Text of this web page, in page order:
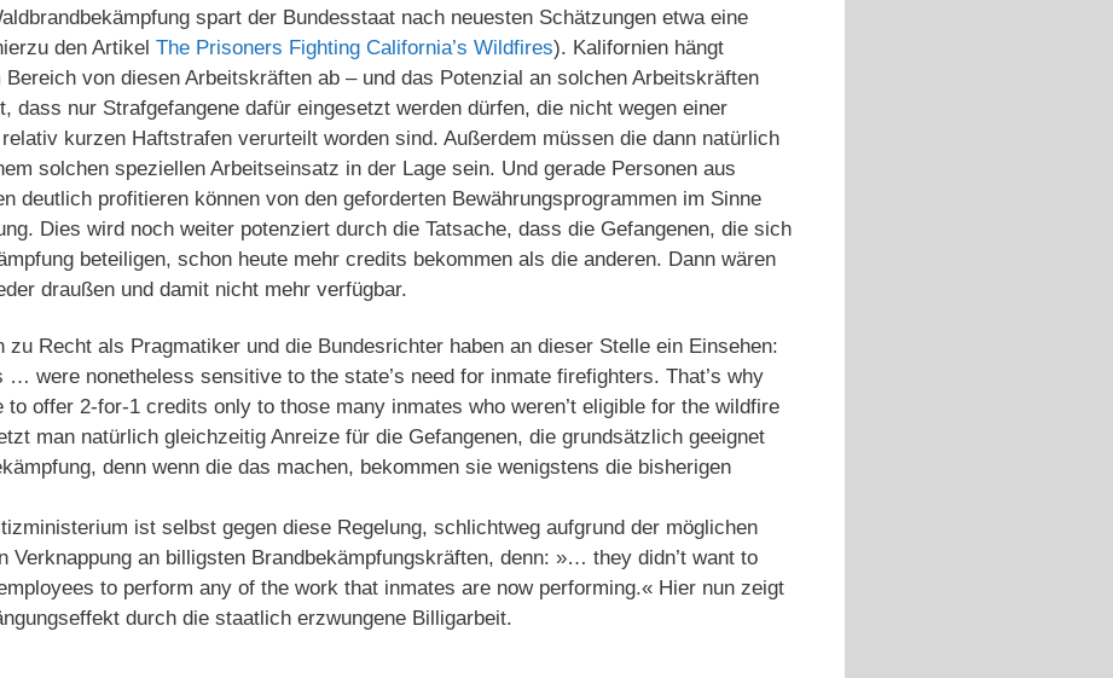
spart der Bundesstaat nach neuesten Schätzungen etwa eine
den Artikel The Prisoners Fighting California’s Wildfires). Kalifornien hängt
von diesen Arbeitskräften ab – und das Potenzial an solchen Arbeitskräften
dass nur Strafgefangene dafür eingesetzt werden dürfen, die nicht wegen einer
kurzen Haftstrafen verurteilt worden sind. Außerdem müssen die dann natürlich
solchen speziellen Arbeitseinsatz in der Lage sein. Und gerade Personen aus
deutlich profitieren können von den geforderten Bewährungsprogrammen im Sinne
Dies wird noch weiter potenziert durch die Tatsache, dass die Gefangenen, die sich
beteiligen, schon heute mehr credits bekommen als die anderen. Dann wären
draußen und damit nicht mehr verfügbar.
zu Recht als Pragmatiker und die Bundesrichter haben an dieser Stelle ein Einsehen:
were nonetheless sensitive to the state’s need for inmate firefighters. That’s why
to offer 2-for-1 credits only to those many inmates who weren’t eligible for the wildfire
man natürlich gleichzeitig Anreize für die Gefangenen, die grundsätzlich geeignet
denn wenn die das machen, bekommen sie wenigstens die bisherigen
ist selbst gegen diese Regelung, schlichtweg aufgrund der möglichen
Verknappung an billigsten Brandbekämpfungskräften, denn: »… they didn’t want to
to perform any of the work that inmates are now performing.« Hier nun zeigt
durch die staatlich erzwungene Billigarbeit.